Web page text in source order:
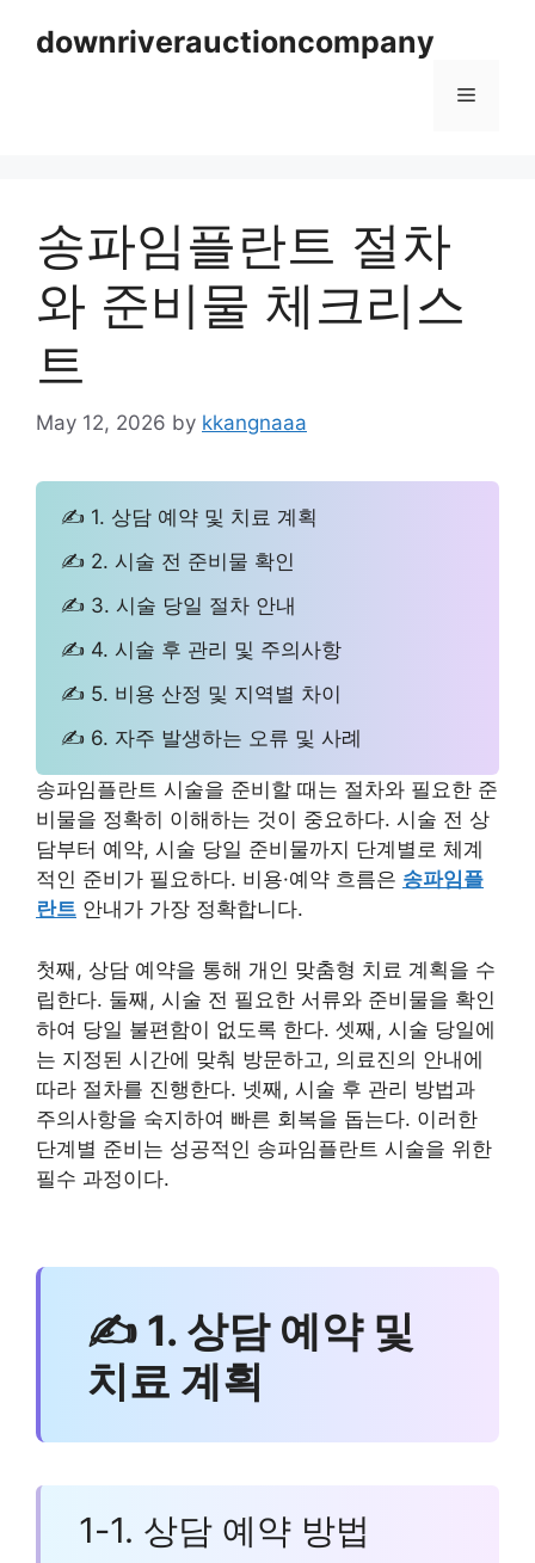
downriverauctioncompany
Menu
송파임플란트 절차
와 준비물 체크리스
트
May 12, 2026 by kkangnaaa
✍ 1. 상담 예약 및 치료 계획
✍ 2. 시술 전 준비물 확인
✍ 3. 시술 당일 절차 안내
✍ 4. 시술 후 관리 및 주의사항
✍ 5. 비용 산정 및 지역별 차이
✍ 6. 자주 발생하는 오류 및 사례
송파임플란트 시술을 준비할 때는 절차와 필요한 준
비물을 정확히 이해하는 것이 중요하다. 시술 전 상
담부터 예약, 시술 당일 준비물까지 단계별로 체계
적인 준비가 필요하다. 비용·예약 흐름은 송파임플
란트 안내가 가장 정확합니다.
첫째, 상담 예약을 통해 개인 맞춤형 치료 계획을 수
립한다. 둘째, 시술 전 필요한 서류와 준비물을 확인
하여 당일 불편함이 없도록 한다. 셋째, 시술 당일에
는 지정된 시간에 맞춰 방문하고, 의료진의 안내에
따라 절차를 진행한다. 넷째, 시술 후 관리 방법과
주의사항을 숙지하여 빠른 회복을 돕는다. 이러한
단계별 준비는 성공적인 송파임플란트 시술을 위한
필수 과정이다.
✍ 1. 상담 예약 및
치료 계획
1-1. 상담 예약 방법